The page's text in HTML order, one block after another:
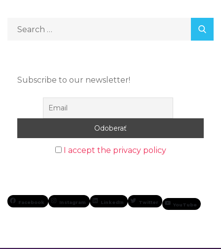
Subscribe to our newsletter!
I accept the privacy policy
Facebook Instagram LinkedIn Twitter YouTube